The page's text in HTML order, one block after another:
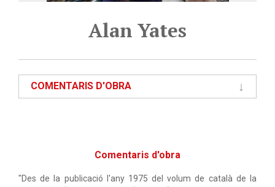
Alan Yates
COMENTARIS D'OBRA
Comentaris d'obra
"Des de la publicació l'any 1975 del volum de català de la